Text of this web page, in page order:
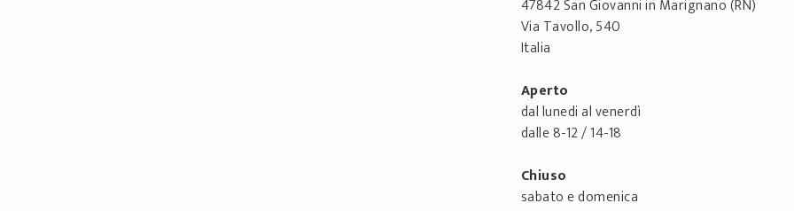
47842San Giovanni in Marignano(RN)
Via Tavollo, 540
Italia
Aperto
dal lunedi al venerdì
dalle 8-12 / 14-18
Chiuso
sabato e domenica